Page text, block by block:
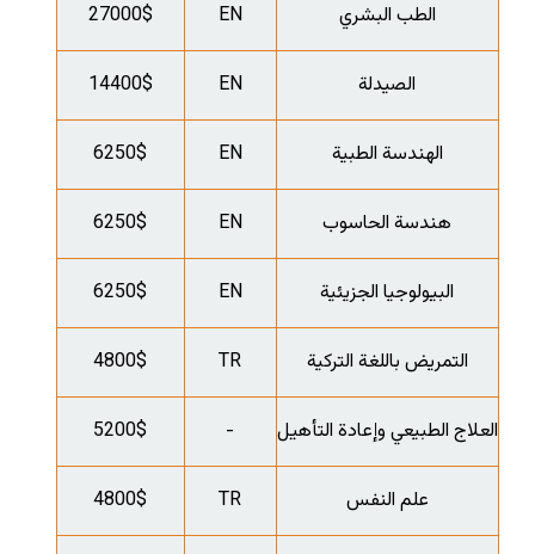
الطب البشري EN
27000$
الصيدلة EN
14400$
الهندسة الطبية EN
6250$
هندسة الحاسوب EN
6250$
البيولوجيا الجزيئية EN
6250$
التمريض باللغة التركية TR
4800$
العلاج الطبيعي وإعادة التأهيل -
5200$
علم النفس TR
4800$